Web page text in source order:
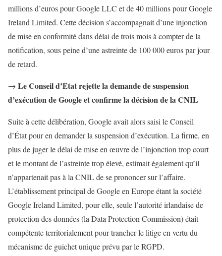
millions d’euros pour Google LLC et de 40 millions pour Google
Ireland Limited. Cette décision s’accompagnait d’une injonction
de mise en conformité dans délai de trois mois à compter de la
notification, sous peine d’une astreinte de 100 000 euros par jour
de retard.
→ Le Conseil d’Etat rejette la demande de suspension
d’exécution de Google et confirme la décision de la CNIL
Suite à cette délibération, Google avait alors saisi le Conseil
d’État pour en demander la suspension d’exécution. La firme, en
plus de juger le délai de mise en œuvre de l’injonction trop court
et le montant de l’astreinte trop élevé, estimait également qu’il
n’appartenait pas à la CNIL de se prononcer sur l’affaire.
L’établissement principal de Google en Europe étant la société
Google Ireland Limited, pour elle, seule l’autorité irlandaise de
protection des données (la Data Protection Commission) était
compétente territorialement pour trancher le litige en vertu du
mécanisme de guichet unique prévu par le RGPD.